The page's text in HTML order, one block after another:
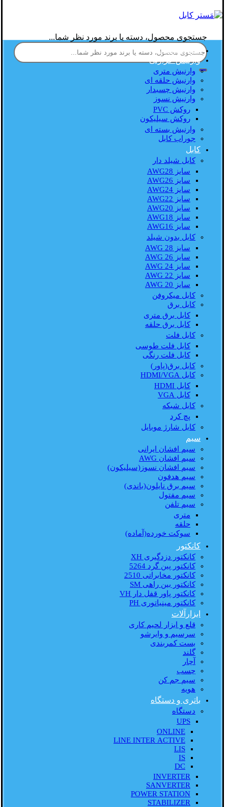
جستجوی محصول، دسته یا برند مورد نظر شما...
صفحه اصلی
وارنیش حرارتی
وارنیش متری
وارنیش حلقه ای
وارنیش چسبدار
وارنیش نسوز
روکش PVC
روکش سیلیکون
وارنیش بسته ای
جوراب کابل
کابل
کابل شیلد دار
سایز AWG28
سایز AWG26
سایز AWG24
سایز AWG22
سایز AWG20
سایز AWG18
سایز AWG16
کابل بدون شیلد
سایز AWG 28
سایز AWG 26
سایز AWG 24
سایز AWG 22
سایز AWG 20
کابل میکروفن
کابل برق
کابل برق متری
کابل برق حلقه
کابل فلت
کابل فلت طوسی
کابل فلت رنگی
کابل برق(پاور)
کابل HDMI/VGA
کابل HDMI
کابل VGA
کابل شبکه
پچ کرد
کابل شارژ موبایل
سیم
سیم افشان ایرانی
سیم افشان AWG
سیم افشان نسوز(سیلیکون)
سیم هدفون
سیم برق نایلون(باندی)
سیم مفتول
سیم تلفن
متری
حلقه
سوکت خورده(آماده)
کانکتور
کانکتور دزدگیری XH
کانکتور پین گرد 5264
کانکتور مخابراتی 2510
کانکتور بین راهی SM
کانکتور پاور قفل دار VH
کانکتور مینیاتوری PH
ابزارآلات
قلع و ابزار لحیم کاری
سرسیم و وایرشو
بست کمربندی
گلند
آچار
چسب
سیم جم کن
هویه
باتری و دستگاه
دستگاه
UPS
ONLINE
LINE INTER ACTIVE
LIS
IS
DC
INVERTER
SANVERTER
POWER STATION
STABILIZER